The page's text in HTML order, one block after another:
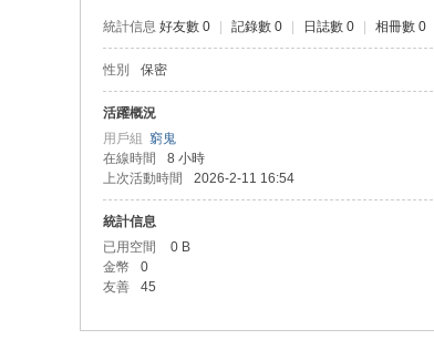
統計信息 好友數 0 記錄數 0 日誌數 0 相冊數 0
性別 保密
活躍概況
用戶組 窮鬼
在線時間
8 小時
上次活動時間
2026-2-11 16:54
統計信息
已用空間
0 B
金幣
0
友善
45